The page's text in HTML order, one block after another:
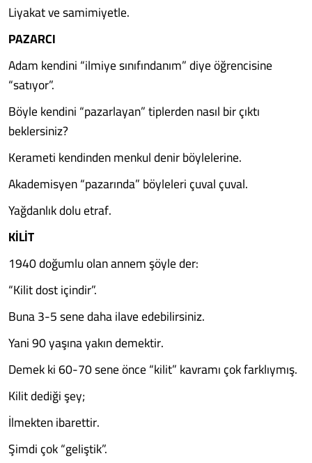
Liyakat ve samimiyetle.
PAZARCI
Adam kendini “ilmiye sınıfındanım” diye öğrencisine
“satıyor”.
Böyle kendini “pazarlayan” tiplerden nasıl bir çıktı
beklersiniz?
Kerameti kendinden menkul denir böylelerine.
Akademisyen “pazarında” böyleleri çuval çuval.
Yağdanlık dolu etraf.
KİLİT
1940 doğumlu olan annem şöyle der:
“Kilit dost içindir”.
Buna 3-5 sene daha ilave edebilirsiniz.
Yani 90 yaşına yakın demektir.
Demek ki 60-70 sene önce “kilit” kavramı çok farklıymış.
Kilit dediği şey;
İlmekten ibarettir.
Şimdi çok “geliştik”.